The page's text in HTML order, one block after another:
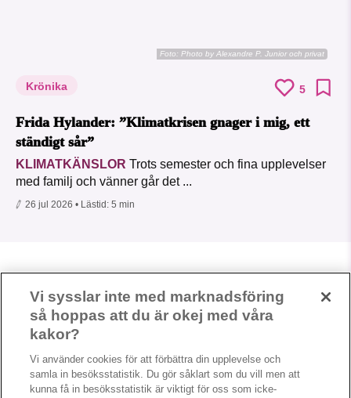
Foto: Photo by Alexandre P. Junior och privat
Krönika 5
Frida Hylander: ”Klimatkrisen gnager i mig, ett
ständigt sår”
KLIMATKÄNSLOR Trots semester och fina upplevelser
med familj och vänner går det ...
26 jul 2026 • Lästid: 5 min
Vi sysslar inte med marknadsföring
så hoppas att du är okej med våra
kakor?
Vi använder cookies för att förbättra din upplevelse och
samla in besöksstatistik. Du gör såklart som du vill men att
kunna få in besöksstatistik är viktigt för oss som icke-